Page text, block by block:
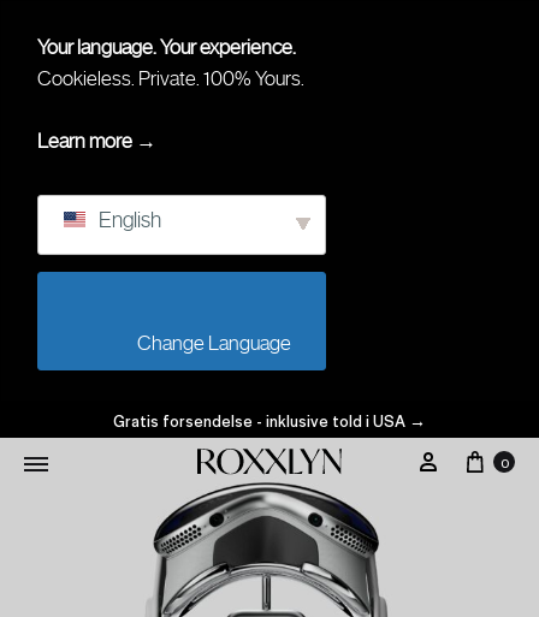
Your language. Your experience.
Cookieless. Private. 100% Yours.
Learn more →
English
Gratis forsendelse - inklusive told i USA →
0